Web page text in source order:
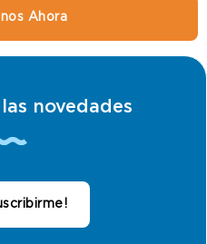
Ahora
novedades